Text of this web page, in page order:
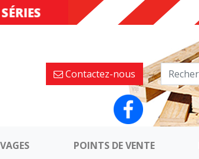
Contactez-nous
POINTS DE VENTE